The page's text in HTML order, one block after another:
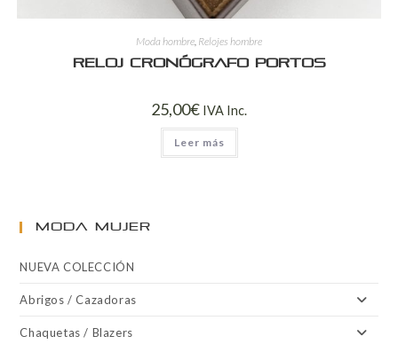
Moda hombre Relojes hombre
Reloj cronógrafo Portos
25,00€ IVA Inc.
Leer más
MODA MUJER
NUEVA COLECCIÓN
Abrigos / Cazadoras
Chaquetas / Blazers